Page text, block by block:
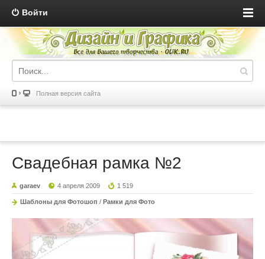
Войти
Полная версия сайта
Свадебная рамка №2
garaev 4 апреля 2009 1 519
Шаблоны для Фотошоп / Рамки для Фото